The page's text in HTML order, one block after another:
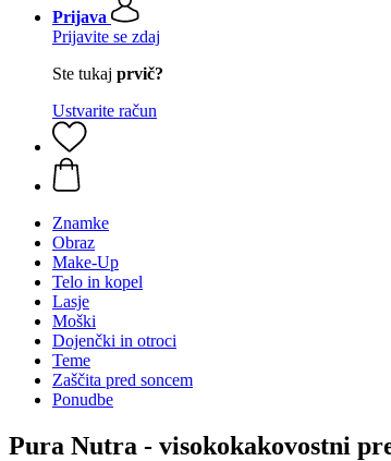
Prijava
Prijavite se zdaj
Ste tukaj prvič?
Ustvarite račun
Znamke
Obraz
Make-Up
Telo in kopel
Lasje
Moški
Dojenčki in otroci
Teme
Zaščita pred soncem
Ponudbe
Pura Nutra - visokokakovostni